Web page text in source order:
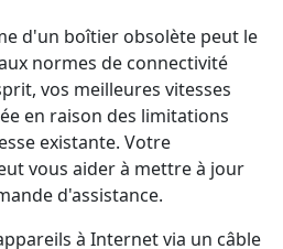
d'un boîtier obsolète peut le
normes de connectivité
vos meilleures vitesses
en raison des limitations
existante. Votre
vous aider à mettre à jour
d'assistance.
à Internet via un câble